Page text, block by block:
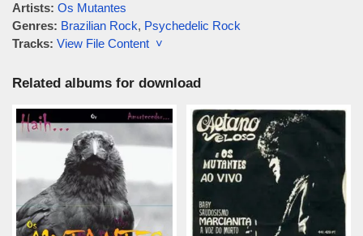
Artists: Os Mutantes
Genres: Brazilian Rock, Psychedelic Rock
Tracks: View File Content ˅
Related albums for download